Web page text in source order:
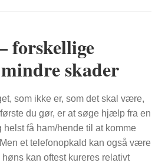
forskellige
skader
som ikke er, som det skal være,
du gør, er at søge hjælp fra en
få ham/hende til at komme
et telefonopkald kan også være
kan oftest kureres relativt